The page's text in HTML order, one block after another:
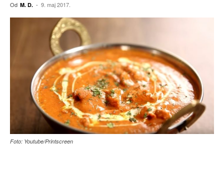
Od M. D. - 9. maj 2017.
Foto: Youtube/Printscreen